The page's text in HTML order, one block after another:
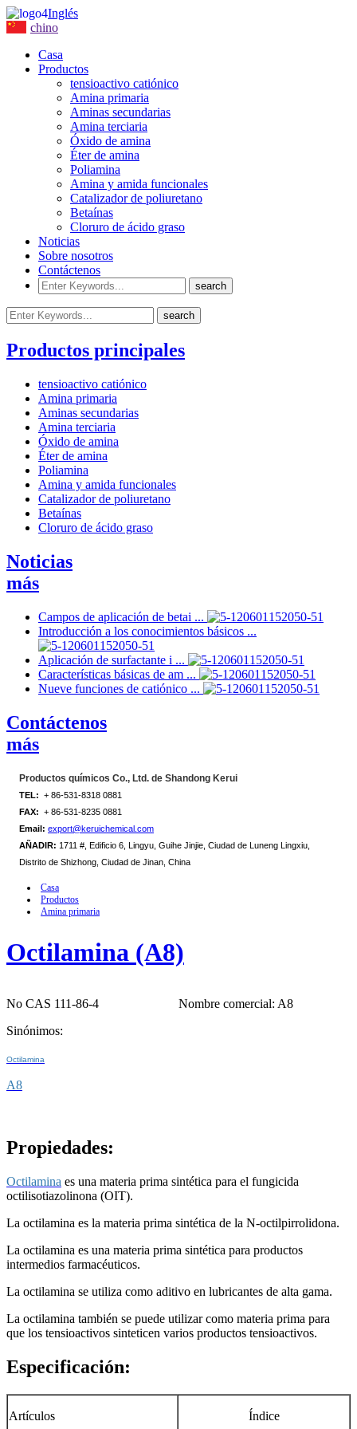
Inglés
chino
Casa
Productos
tensioactivo catiónico
Amina primaria
Aminas secundarias
Amina terciaria
Óxido de amina
Éter de amina
Poliamina
Amina y amida funcionales
Catalizador de poliuretano
Betaínas
Cloruro de ácido graso
Noticias
Sobre nosotros
Contáctenos
Productos principales
tensioactivo catiónico
Amina primaria
Aminas secundarias
Amina terciaria
Óxido de amina
Éter de amina
Poliamina
Amina y amida funcionales
Catalizador de poliuretano
Betaínas
Cloruro de ácido graso
Noticias
más
Campos de aplicación de betai ...
Introducción a los conocimientos básicos ...
Aplicación de surfactante i ...
Características básicas de am ...
Nueve funciones de catiónico ...
Contáctenos
más
Productos químicos Co., Ltd. de Shandong Kerui
TEL: + 86-531-8318 0881
FAX: + 86-531-8235 0881
Email: export@keruichemical.com
AÑADIR: 1711 #, Edificio 6, Lingyu, Guihe Jinjie, Ciudad de Luneng Lingxiu,
Distrito de Shizhong, Ciudad de Jinan, China
Casa
Productos
Amina primaria
Octilamina (A8)
No CAS 111-86-4
Nombre comercial: A8
Sinónimos:
Octilamina
A8
Propiedades:
Octilamina es una materia prima sintética para el fungicida
octilisotiazolinona (OIT).
La octilamina es la materia prima sintética de la N-octilpirrolidona.
La octilamina es una materia prima sintética para productos
intermedios farmacéuticos.
La octilamina se utiliza como aditivo en lubricantes de alta gama.
La octilamina también se puede utilizar como materia prima para
que los tensioactivos sinteticen varios productos tensioactivos.
Especificación:
Artículos Índice